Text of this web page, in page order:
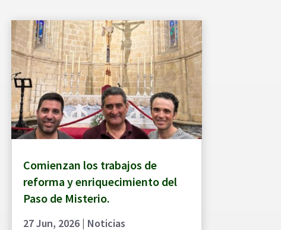
Comienzan los trabajos de
reforma y enriquecimiento del
Paso de Misterio.
27 Jun, 2026| Noticias